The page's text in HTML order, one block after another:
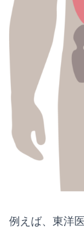
例えば、東洋